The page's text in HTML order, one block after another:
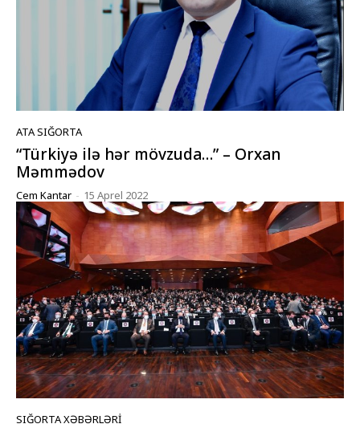
ATA SIĞORTA
“Türkiyə ilə hər mövzuda…” – Orxan
Məmmədov
Cem Kantar - 15 Aprel 2022
SIĞORTA XƏBƏRLƏRI